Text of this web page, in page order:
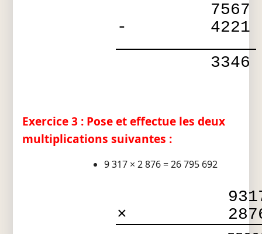
7567
-
4221
3346
Exercice 3 : Pose et effectue les deux
multiplications suivantes :
9 317 × 2 876 = 26 795 692
×